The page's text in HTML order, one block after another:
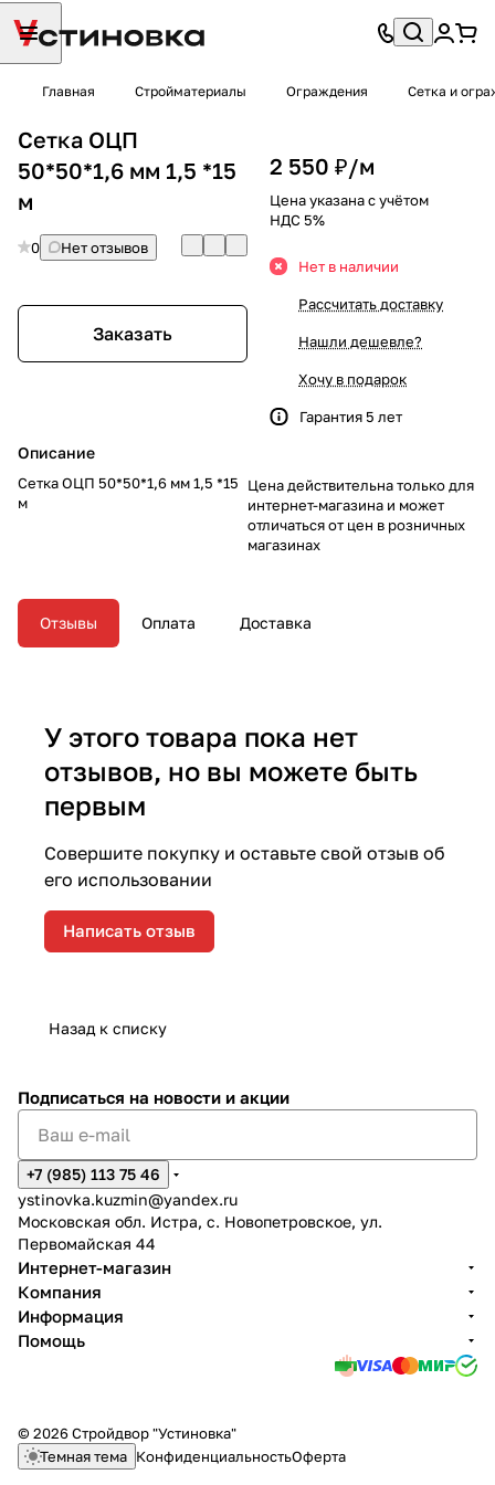
Главная Стройматериалы Ограждения Сетка и
Сетка ОЦП
50*50*1,6 мм 1,5 *15
м
0 Нет отзывов
Заказать
Описание
Сетка ОЦП 50*50*1,6 мм 1,5 *15
м
2 550 ₽/м
Цена указана с учётом
НДС 5%
Нет в наличии
Рассчитать доставку
Нашли дешевле?
Хочу в подарок
Гарантия 5 лет
Цена действительна только для
интернет-магазина и может
отличаться от цен в розничных
магазинах
Отзывы Оплата Доставка
У этого товара пока нет
отзывов, но вы можете быть
первым
Совершите покупку и оставьте свой отзыв об
его использовании
Написать отзыв
Назад к списку
Подписаться на новости и акции
+7 (985) 113 75 46
ystinovka.kuzmin@yandex.ru
Московская обл. Истра, с. Новопетровское, ул.
Первомайская 44
Интернет-магазин
Компания
Информация
Помощь
© 2026 Стройдвор "Устиновка"
Темная тема КонфиденциальностьОферта